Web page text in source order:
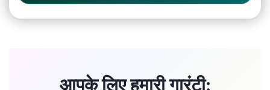
आपके लिए हमारी गारंटी: